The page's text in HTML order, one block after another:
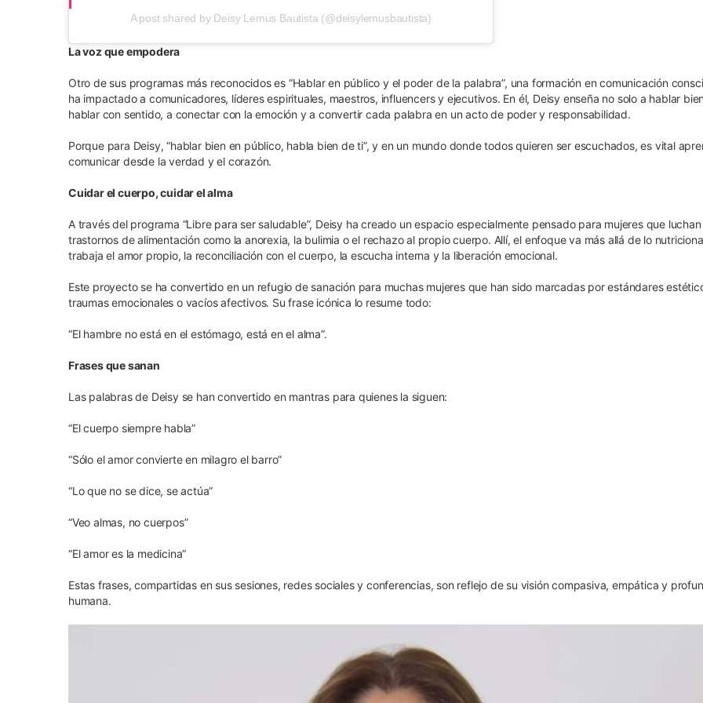
A post shared by Deisy Lemus Bautista (@deisylemusbautista)
La voz que empodera
Otro de sus programas más reconocidos es “Hablar en público y el poder de la palabra”, una formación en comunicación
ha impactado a comunicadores, líderes espirituales, maestros, influencers y ejecutivos. En él, Deisy enseña no solo a hablar
hablar con sentido, a conectar con la emoción y a convertir cada palabra en un acto de poder y responsabilidad.
Porque para Deisy, “hablar bien en público, habla bien de ti”, y en un mundo donde todos quieren ser escuchados, es vital
comunicar desde la verdad y el corazón.
Cuidar el cuerpo, cuidar el alma
A través del programa “Libre para ser saludable”, Deisy ha creado un espacio especialmente pensado para mujeres que
trastornos de alimentación como la anorexia, la bulimia o el rechazo al propio cuerpo. Allí, el enfoque va más allá de lo
trabaja el amor propio, la reconciliación con el cuerpo, la escucha interna y la liberación emocional.
Este proyecto se ha convertido en un refugio de sanación para muchas mujeres que han sido marcadas por estándares
traumas emocionales o vacíos afectivos. Su frase icónica lo resume todo:
“El hambre no está en el estómago, está en el alma”.
Frases que sanan
Las palabras de Deisy se han convertido en mantras para quienes la siguen:
“El cuerpo siempre habla”
“Sólo el amor convierte en milagro el barro”
“Lo que no se dice, se actúa”
“Veo almas, no cuerpos”
“El amor es la medicina”
Estas frases, compartidas en sus sesiones, redes sociales y conferencias, son reflejo de su visión compasiva, empática y
humana.